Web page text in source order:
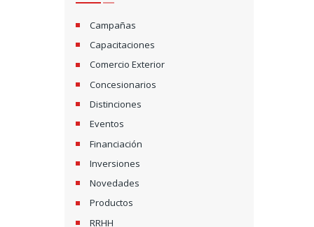
Campañas
Capacitaciones
Comercio Exterior
Concesionarios
Distinciones
Eventos
Financiación
Inversiones
Novedades
Productos
RRHH